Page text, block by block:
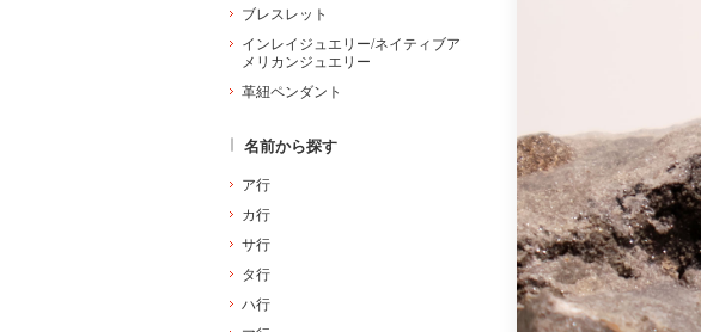
ブレスレット
インレイジュエリー/ネイティブア
メリカンジュエリー
革紐ペンダント
名前から探す
ア行
カ行
サ行
タ行
ハ行